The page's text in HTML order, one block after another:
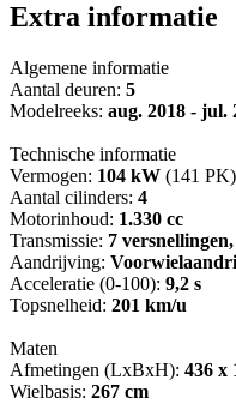
Extra informatie
Algemene informatie
Aantal deuren: 5
Modelreeks: aug. 2018 - jul.
Technische informatie
Vermogen: 104 kW (141 PK)
Aantal cilinders: 4
Motorinhoud: 1.330 cc
Transmissie: 7
Aandrijving:
Acceleratie (0-100): 9,2 s
Topsnelheid: 201 km/u
Maten
Afmetingen (LxBxH): 436 x
Wielbasis: 267 cm